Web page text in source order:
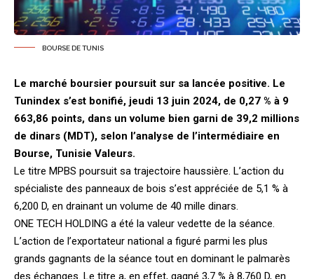
BOURSE DE TUNIS
Le marché boursier poursuit sur sa lancée positive. Le
Tunindex s’est bonifié, jeudi 13 juin 2024, de 0,27 % à 9
663,86 points, dans un volume bien garni de 39,2 millions
de dinars (MDT), selon l’analyse de l’intermédiaire en
Bourse, Tunisie Valeurs.
Le titre MPBS poursuit sa trajectoire haussière. L’action du
spécialiste des panneaux de bois s’est appréciée de 5,1 % à
6,200 D, en drainant un volume de 40 mille dinars.
ONE TECH HOLDING a été la valeur vedette de la séance.
L’action de l’exportateur national a figuré parmi les plus
grands gagnants de la séance tout en dominant le palmarès
des échanges. Le titre a, en effet, gagné 3,7 % à 8,760 D, en